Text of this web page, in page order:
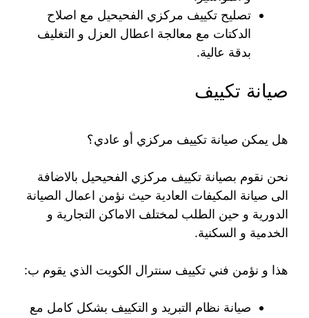
تصليح تكييف مركزي الفحيحيل مع اصلاح
الدكتات مع معالجة اعطال العزل و التغليف
بدقة عالية.
صيانة تكييف
هل يمكن صيانة تكييف مركزي أو عادي؟
نحن نقوم بصيانة تكييف مركزي الفحيحيل بالاضافة
الى صيانة المكيفات العادية حيث نؤمن اعمال الصيانة
الدورية و حين الطلب لمختلف الاماكن التجارية و
الخدمية و السكنية.
هذا و نؤمن فني تكييف سنترال الكويت الذي يقوم ب:
صيانة نظام التبريد و التكييف بشكل كامل مع